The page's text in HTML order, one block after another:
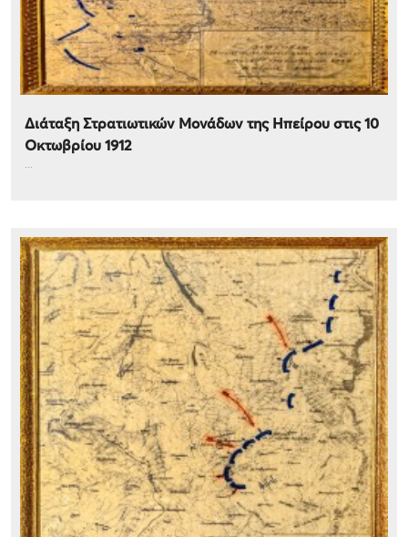
Διάταξη Στρατιωτικών Μονάδων της Ηπείρου στις 10
Οκτωβρίου 1912
...